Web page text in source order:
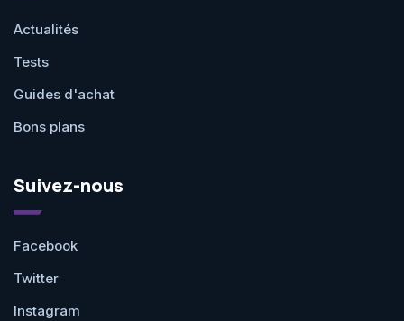
Actualités
Tests
Guides d'achat
Bons plans
Suivez-nous
Facebook
Twitter
Instagram